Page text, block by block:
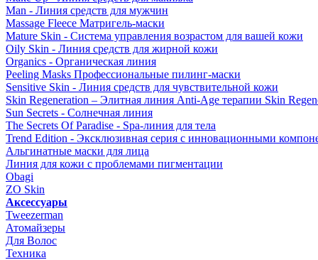
Man - Линия средств для мужчин
Massage Fleece Матригель-маски
Mature Skin - Система управления возрастом для вашей кожи
Oily Skin - Линия средств для жирной кожи
Organics - Органическая линия
Peeling Masks Профессиональные пилинг-маски
Sensitive Skin - Линия средств для чувствительной кожи
Skin Regeneration – Элитная линия Anti-Age терапии Skin
Sun Secrets - Солнечная линия
The Secrets Of Paradise - Spa-линия для тела
Trend Edition - Эксклюзивная серия с инновационными
Альгинатные маски для лица
Линия для кожи с проблемами пигментации
Obagi
ZO Skin
Aксессуары
Tweezerman
Атомайзеры
Для Волос
Техника